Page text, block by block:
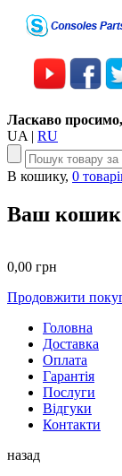
Ласкаво просимо,
UA | RU
В кошику, 0
Ваш кошик
0,00 грн
Продовжити
Головна
Доставка
Оплата
Гарантія
Послуги
Відгуки
Контакти
назад